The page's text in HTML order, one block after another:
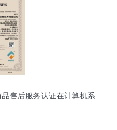
售后服务认证在计算机系